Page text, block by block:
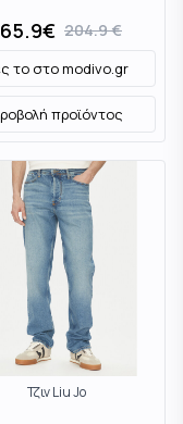
€ 204.9€
το στοmodivo.gr
προϊόντος
Τζιν Liu Jo